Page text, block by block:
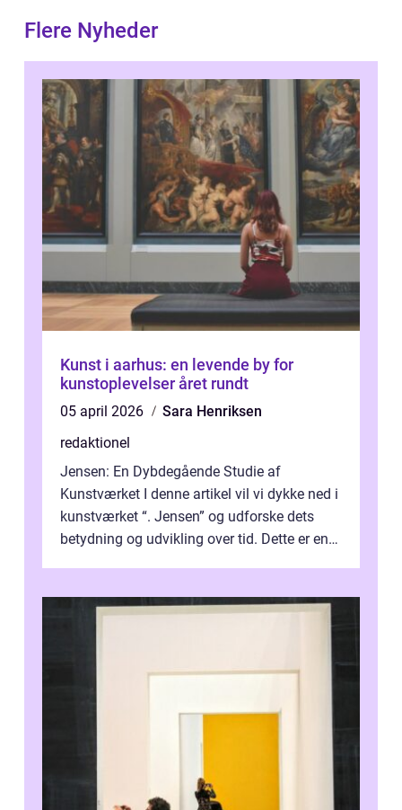
Flere Nyheder
Kunst i aarhus: en levende by for
kunstoplevelser året rundt
05 april 2026
Sara Henriksen
redaktionel
Jensen: En Dybdegående Studie af
Kunstværket I denne artikel vil vi dykke ned i
kunstværket “. Jensen” og udforske dets
betydning og udvikling over tid. Dette er en